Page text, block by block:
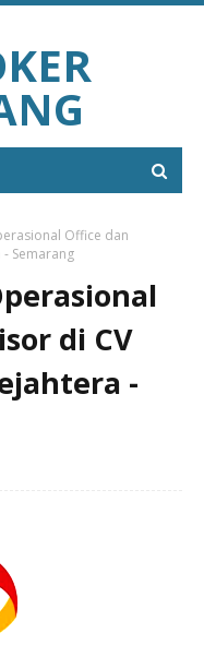
Office dan
Semarang
di CV
-